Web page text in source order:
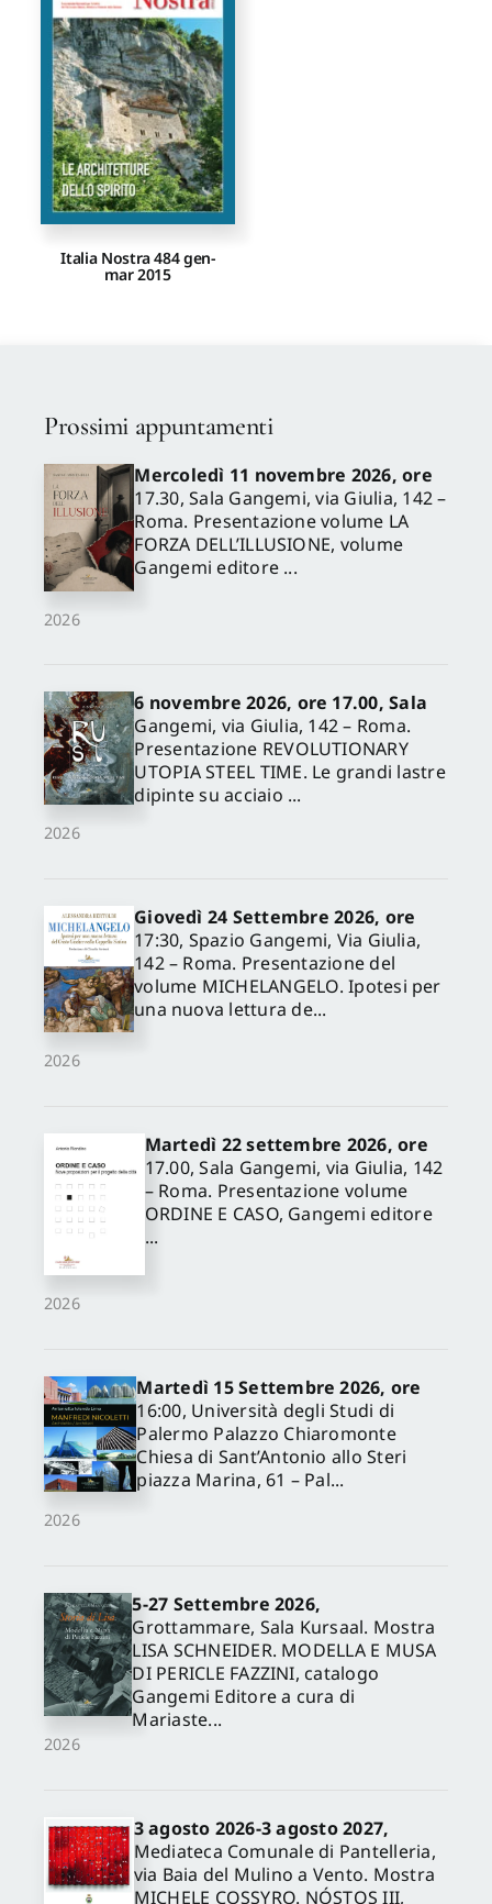
Proposte di pubblicazione
Gangemi Editore
Newsletter
Italia Nostra 484 gen-
mar 2015
Prossimi appuntamenti
2026
Mercoledì 11 novembre 2026, ore
17.30, Sala Gangemi, via Giulia, 142 –
Roma. Presentazione volume LA
FORZA DELL’ILLUSIONE, volume
Gangemi editore ...
2026
6 novembre 2026, ore 17.00, Sala
Gangemi, via Giulia, 142 – Roma.
Presentazione REVOLUTIONARY
UTOPIA STEEL TIME. Le grandi lastre
dipinte su acciaio ...
2026
Giovedì 24 Settembre 2026, ore
17:30, Spazio Gangemi, Via Giulia,
142 – Roma. Presentazione del
volume MICHELANGELO. Ipotesi per
una nuova lettura de...
2026
Martedì 22 settembre 2026, ore
17.00, Sala Gangemi, via Giulia, 142
– Roma. Presentazione volume
ORDINE E CASO, Gangemi editore
...
2026
Martedì 15 Settembre 2026, ore
16:00, Università degli Studi di
Palermo Palazzo Chiaromonte
Chiesa di Sant’Antonio allo Steri
piazza Marina, 61 – Pal...
2026
5-27 Settembre 2026,
Grottammare, Sala Kursaal. Mostra
LISA SCHNEIDER. MODELLA E MUSA
DI PERICLE FAZZINI, catalogo
Gangemi Editore a cura di
Mariaste...
3 agosto 2026-3 agosto 2027,
Mediateca Comunale di Pantelleria,
via Baia del Mulino a Vento. Mostra
MICHELE COSSYRO. NÓSTOS III,